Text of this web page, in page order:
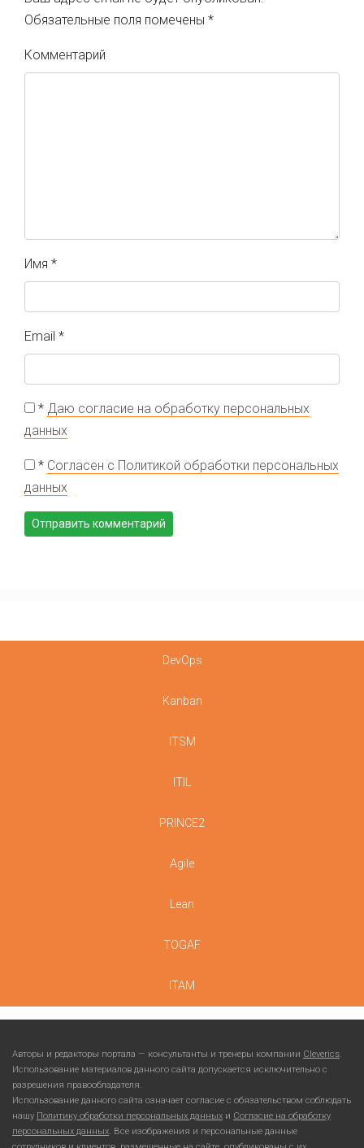
Обязательные поля помечены *
Комментарий
Имя *
Email *
* Даю согласие на обработку персональных
данных
* Согласен с Политикой обработки персональных
данных
DevOps
Kanban
ITSM
ITIL
PRINCE2
Agile
Lean
TOGAF
ITAM
Авторы и редакторы портала — консультанты и тренеры компании Cleverics.
Использование материалов данного сайта допускается исключительно с
разрешения правообладателя.
Использование данного сайта означает согласие с обязательством соблюдать
нашу Политику обработки персональных данных и Согласие на обработку
персональных данных. Все изображения и персональные данные